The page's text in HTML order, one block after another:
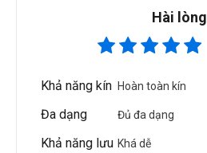
Hài lòng
Khả năng kín Hoàn toàn kín
Đa dạng
Đủ đa dạng
Khả năng lưu Khá dễ